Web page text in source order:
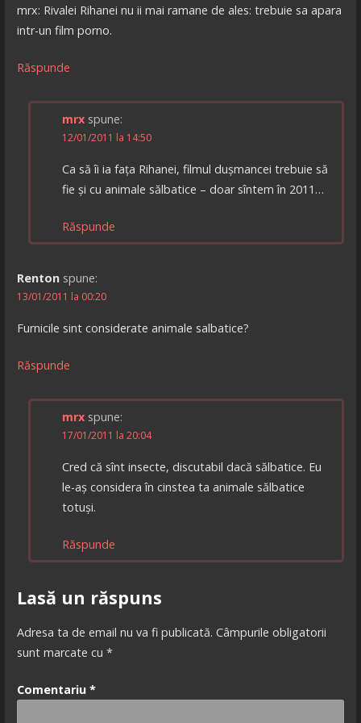
mrx: Rivalei Rihanei nu ii mai ramane de ales: trebuie sa apara
intr-un film porno.
Răspunde
mrx spune:
12/01/2011 la 14:50
Ca să îi ia fața Rihanei, filmul dușmancei trebuie să
fie și cu animale sălbatice – doar sîntem în 2011…
Răspunde
Renton spune:
13/01/2011 la 00:20
Furnicile sint considerate animale salbatice?
Răspunde
mrx spune:
17/01/2011 la 20:04
Cred că sînt insecte, discutabil dacă sălbatice. Eu
le-aș considera în cinstea ta animale sălbatice
totuși.
Răspunde
Lasă un răspuns
Adresa ta de email nu va fi publicată. Câmpurile obligatorii
sunt marcate cu *
Comentariu *